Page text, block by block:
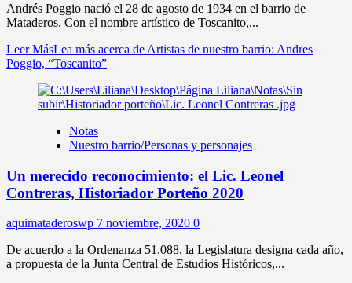
Andrés Poggio nació el 28 de agosto de 1934 en el barrio de
Mataderos. Con el nombre artístico de Toscanito,...
Leer MásLea más acerca de Artistas de nuestro barrio: Andres
Poggio, “Toscanito”
Notas
Nuestro barrio/Personas y personajes
Un merecido reconocimiento: el Lic. Leonel
Contreras, Historiador Porteño 2020
aquimataderoswp 7 noviembre, 2020 0
De acuerdo a la Ordenanza 51.088, la Legislatura designa cada año,
a propuesta de la Junta Central de Estudios Históricos,...